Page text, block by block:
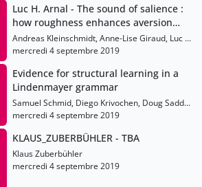
Luc H. Arnal - The sound of salience :
how roughness enhances aversion
throug
Andreas Kleinschmidt, Anne-Lise Giraud, Luc H.
Arnal, Laurent Spinelli, Pierre Mégevand
mercredi 4 septembre 2019
Evidence for structural learning in a
Lindenmayer grammar
Samuel Schmid, Diego Krivochen, Doug Saddy,
Julie Franck
mercredi 4 septembre 2019
KLAUS_ZUBERBÜHLER - TBA
Klaus Zuberbühler
mercredi 4 septembre 2019